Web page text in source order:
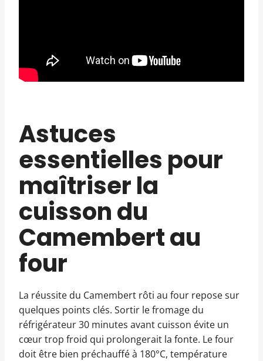
Astuces
essentielles pour
maîtriser la
cuisson du
Camembert au
four
La réussite du Camembert rôti au four repose sur
quelques points clés. Sortir le fromage du
réfrigérateur 30 minutes avant cuisson évite un
cœur trop froid qui prolongerait la fonte. Le four
doit être bien préchauffé à 180°C, température